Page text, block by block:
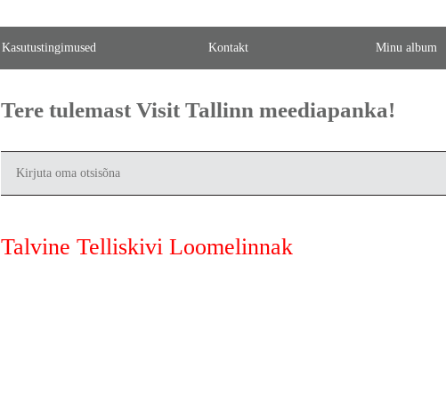
Kasutustingimused Kontakt Minu album
Tere tulemast Visit Tallinn meediapanka!
Talvine Telliskivi Loomelinnak